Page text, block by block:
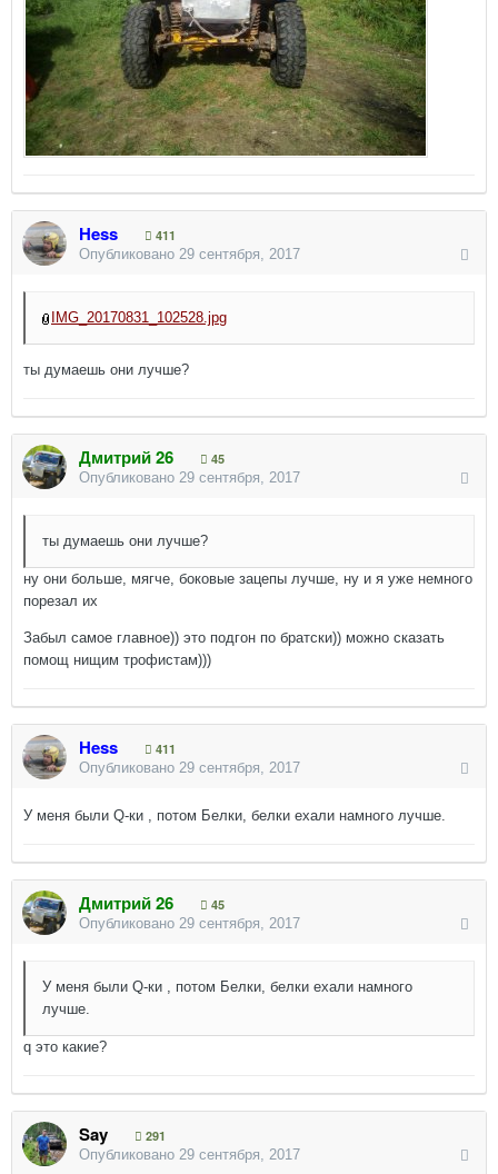
Hess
411
Опубликовано 29 сентября, 2017
IMG_20170831_102528.jpg
ты думаешь они лучше?
Дмитрий 26
45
Опубликовано 29 сентября, 2017
ты думаешь они лучше?
ну они больше, мягче, боковые зацепы лучше, ну и я уже немного
порезал их
Забыл самое главное)) это подгон по братски)) можно сказать
помощ нищим трофистам)))
Hess
411
Опубликовано 29 сентября, 2017
У меня были Q-ки , потом Белки, белки ехали намного лучше.
Дмитрий 26
45
Опубликовано 29 сентября, 2017
У меня были Q-ки , потом Белки, белки ехали намного
лучше.
q это какие?
Say
291
Опубликовано 29 сентября, 2017